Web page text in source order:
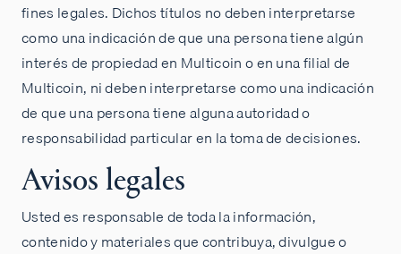
fines legales. Dichos títulos no deben interpretarse
como una indicación de que una persona tiene algún
interés de propiedad en Multicoin o en una filial de
Multicoin, ni deben interpretarse como una indicación
de que una persona tiene alguna autoridad o
responsabilidad particular en la toma de decisiones.
Avisos legales
Usted es responsable de toda la información,
contenido y materiales que contribuya, divulgue o